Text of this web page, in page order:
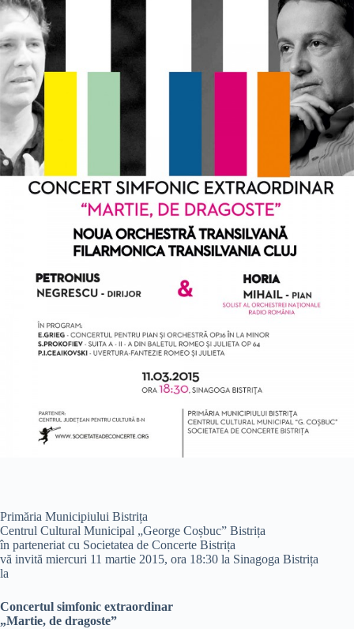
Primăria Municipiului Bistrița
Centrul Cultural Municipal „George Coșbuc” Bistrița
în parteneriat cu Societatea de Concerte Bistrița
vă invită miercuri 11 martie 2015, ora 18:30 la Sinagoga Bistrița
la
Concertul simfonic extraordinar
„Martie, de dragoste”